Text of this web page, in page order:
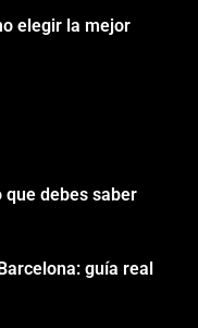
elegir la mejor
debes saber
guía real